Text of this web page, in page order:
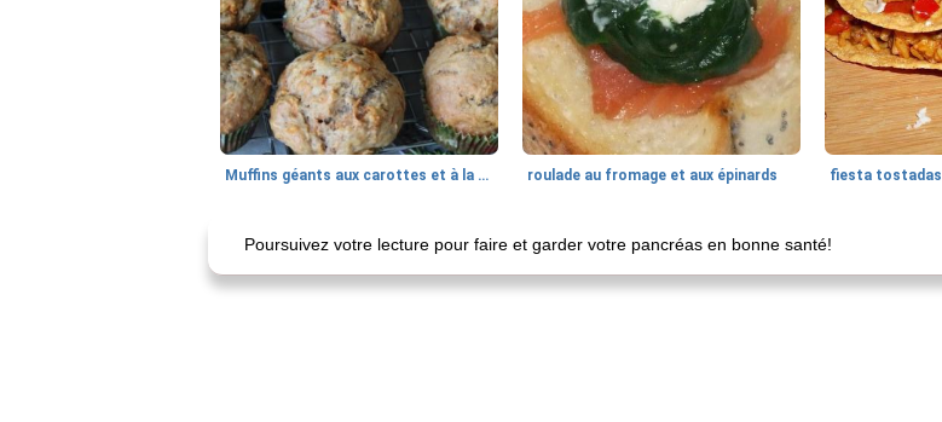
Muffins géants aux carottes et à la banane de Nif roulade au fromage et aux épinards fiesta tostadas
Poursuivez votre lecture pour faire et garder votre pancréas en bonne santé!